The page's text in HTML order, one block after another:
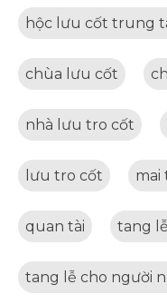
hộc lưu cốt trung
chùa lưu cốt
nhà lưu tro cốt
lưu tro cốt mai
quan tài tang
tang lễ cho người